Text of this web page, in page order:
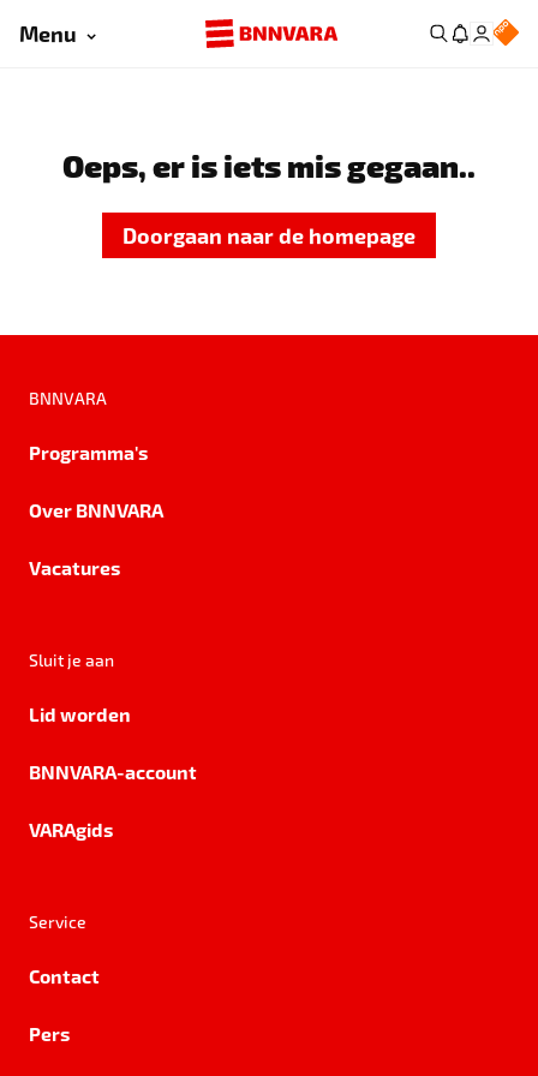
Menu
Oeps, er is iets mis gegaan..
Doorgaan naar de homepage
BNNVARA
Programma's
Over BNNVARA
Vacatures
Sluit je aan
Lid worden
BNNVARA-account
VARAgids
Service
Contact
Pers